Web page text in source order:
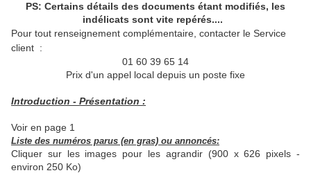
PS: Certains détails des documents étant modifiés, les
indélicats sont vite repérés....
Pour tout renseignement complémentaire, contacter le Service
client :
01 60 39 65 14
Prix d'un appel local depuis un poste fixe
Introduction - Présentation :
Voir en page 1
Liste des numéros parus (en gras) ou annoncés:
Cliquer sur les images pour les agrandir (900 x 626 pixels -
environ 250 Ko)